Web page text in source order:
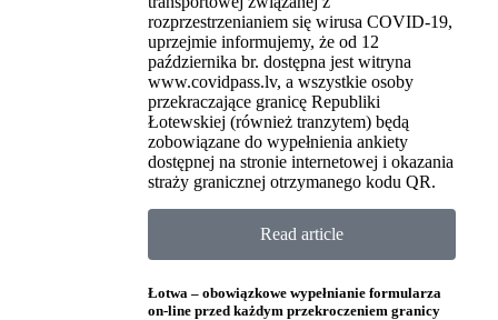
rozprzestrzenianiem się wirusa COVID-19,
uprzejmie informujemy, że od 12
października br. dostępna jest witryna
www.covidpass.lv, a wszystkie osoby
przekraczające granicę Republiki
Łotewskiej (również tranzytem) będą
zobowiązane do wypełnienia ankiety
dostępnej na stronie internetowej i okazania
straży granicznej otrzymanego kodu QR.
Read article
Łotwa – obowiązkowe wypełnianie formularza
on-line przed każdym przekroczeniem granicy